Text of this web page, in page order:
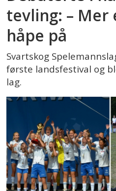
tevling: – Mer
håpe på
Svartskog
første landsfestival og
lag.